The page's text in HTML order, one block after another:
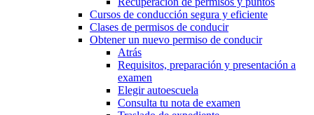
Cursos de conducción segura y eficiente
Clases de permisos de conducir
Obtener un nuevo permiso de conducir
Atrás
Requisitos, preparación y presentación a
examen
Elegir autoescuela
Consulta tu nota de examen